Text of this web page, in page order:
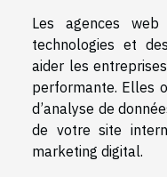
Les agences
technologies et
aider les
performante. Elles
d’analyse de
de votre site
marketing digital.